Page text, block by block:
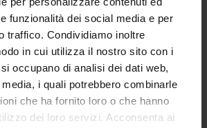
funzionalità dei social media e per
traffico. Condividiamo inoltre
in cui utilizza il nostro sito con i
occupano di analisi dei dati web,
i quali potrebbero combinarle
che ha fornito loro o che hanno
dei loro servizi. Acconsenta ai